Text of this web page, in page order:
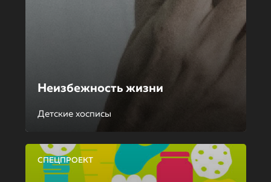
Неизбежность жизни
Детские хосписы
СПЕЦПРОЕКТ